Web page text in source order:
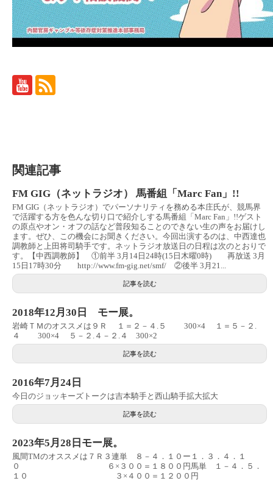
関連記事
FM GIG（ネットラジオ） 馬番組「Marc Fan」!!
FM GIG（ネットラジオ）でパーソナリティを務める本庄氏が、競馬界
で活躍する方を色んな切り口で紹介しする馬番組「Marc Fan」!!ゲスト
の原点やオン・オフの話など普段知ることのできない生の声をお届けし
ます。ぜひ、この機会にお聞きください。今回出演するのは、中西達也
調教師と上田将司騎手です。ネットラジオ放送日の日程は次のとおりで
す。【中西調教師】 ①前半 3月14日24時(15日木曜0時) 再放送 3月
15日17時30分 http://www.fm-gig.net/smf/ ②後半 3月21...
記事を読む
2018年12月30日 モー展。
岩崎ＴＭのオススメは９Ｒ １＝２－４.５ 300×4 １＝５－２.
４ 300×4 ５－２.４－２.４ 300×2
記事を読む
2016年7月24日
今日のジョッキーズトークは吉本騎手と西山騎手拡大拡大
記事を読む
2023年5月28日モー展。
風間TMのオススメは７Ｒ３連単 ８－４．１０ー１．３．４．１
０ ６×３００＝１８００円馬単 １－４．５．
１０ ３×４００＝１２００円